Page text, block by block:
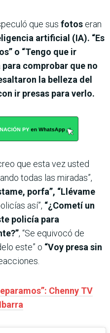
que sus fotos eran
artificial (IA). “Es
o “Tengo que ir
comprobar que no
la belleza del
ir presas para verlo.
que esta vez usted
todas las miradas”,
porfa”, “Llévame
así”, “¿Cometí un
policía para
, “Se equivocó de
este” o “Voy presa sin
Chenny TV